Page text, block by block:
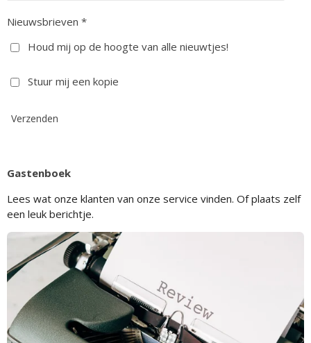
Nieuwsbrieven *
Houd mij op de hoogte van alle nieuwtjes!
Stuur mij een kopie
Verzenden
Gastenboek
Lees wat onze klanten van onze service vinden. Of plaats zelf
een leuk berichtje.